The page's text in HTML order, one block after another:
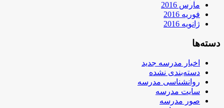
مارس 2016
فوریه 2016
ژانویه 2016
دسته‌ها
اخبار مدرسه جدید
دسته‌بندی نشده
روانشناسی مدرسه
سایت مدرسه
صور مدرسه